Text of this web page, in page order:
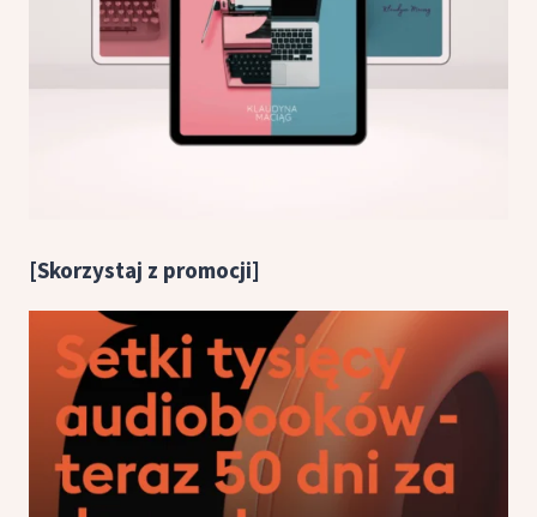
[Skorzystaj z promocji]